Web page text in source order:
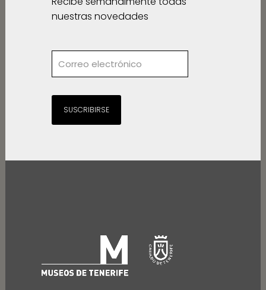
nuestras novedades
SUSCRIBIRSE